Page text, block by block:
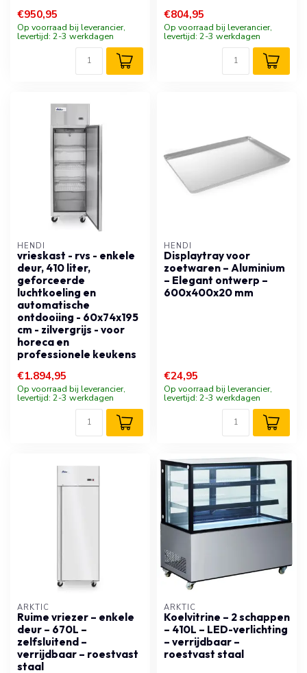
€950,95
Op voorraad bij leverancier,
levertijd: 2-3 werkdagen
€804,95
Op voorraad bij leverancier,
levertijd: 2-3 werkdagen
HENDI
vrieskast - rvs - enkele
deur, 410 liter,
geforceerde
luchtkoeling en
automatische
ontdooiing - 60x74x195
cm - zilvergrijs - voor
horeca en
professionele keukens
€1.894,95
Op voorraad bij leverancier,
levertijd: 2-3 werkdagen
HENDI
Displaytray voor
zoetwaren – Aluminium
– Elegant ontwerp –
600x400x20 mm
€24,95
Op voorraad bij leverancier,
levertijd: 2-3 werkdagen
ARKTIC
Ruime vriezer – enkele
deur – 670L –
zelfsluitend –
verrijdbaar – roestvast
staal
ARKTIC
Koelvitrine – 2 schappen
– 410L – LED-verlichting
– verrijdbaar –
roestvast staal